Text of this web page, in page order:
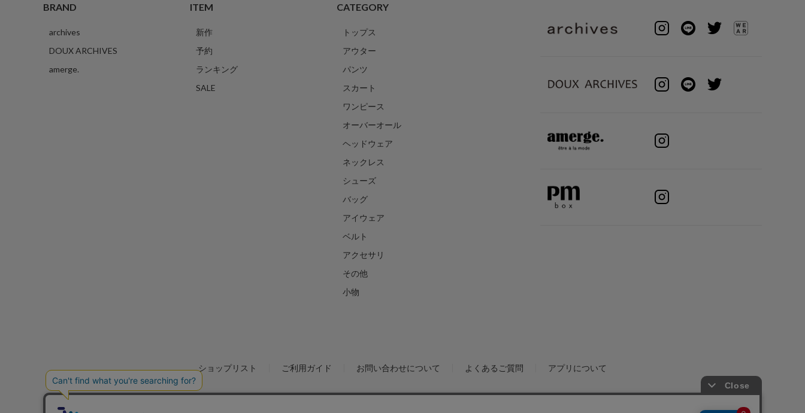
BRAND
archives
DOUX ARCHIVES
amerge.
ITEM
新作
予約
ランキング
SALE
CATEGORY
トップス
アウター
パンツ
スカート
ワンピース
オーバーオール
ヘッドウェア
ネックレス
シューズ
バッグ
アイウェア
ベルト
アクセサリ
その他
小物
ショップリスト ご利用ガイド お問い合わせについて よくあるご質問 アプリについて